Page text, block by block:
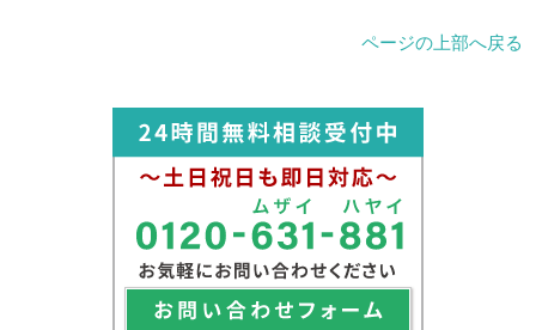
ページの上部へ戻る